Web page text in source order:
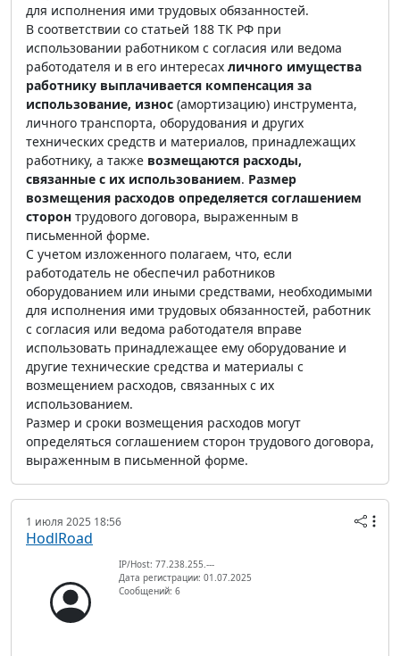
для исполнения ими трудовых обязанностей.
В соответствии со статьей 188 ТК РФ при
использовании работником с согласия или ведома
работодателя и в его интересах личного имущества
работнику выплачивается компенсация за
использование, износ (амортизацию) инструмента,
личного транспорта, оборудования и других
технических средств и материалов, принадлежащих
работнику, а также возмещаются расходы,
связанные с их использованием. Размер
возмещения расходов определяется соглашением
сторон трудового договора, выраженным в
письменной форме.
С учетом изложенного полагаем, что, если
работодатель не обеспечил работников
оборудованием или иными средствами, необходимыми
для исполнения ими трудовых обязанностей, работник
с согласия или ведома работодателя вправе
использовать принадлежащее ему оборудование и
другие технические средства и материалы с
возмещением расходов, связанных с их
использованием.
Размер и сроки возмещения расходов могут
определяться соглашением сторон трудового договора,
выраженным в письменной форме.
1 июля 2025 18:56
HodlRoad
IP/Host: 77.238.255.---
Дата регистрации: 01.07.2025
Сообщений: 6